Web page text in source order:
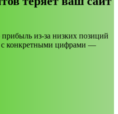
из-за низких позиций
с конкретными цифрами —